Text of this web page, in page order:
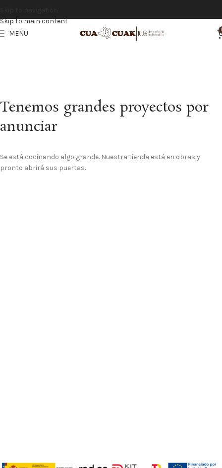
Skip to main content
MENU
Tenemos grandes proyectos por
anunciar
Se está cocinando algo grande. Nuestra tienda está en obras y
pronto abrirá sus puertas.